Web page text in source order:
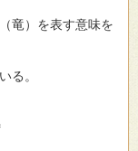
竜）を表す意味を
る。